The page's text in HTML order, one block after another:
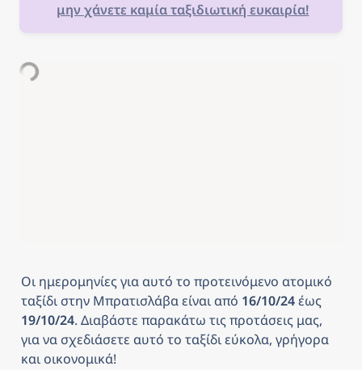
μην χάνετε καμία ταξιδιωτική ευκαιρία!
Οι ημερομηνίες για αυτό το προτεινόμενο ατομικό
ταξίδι στην Μπρατισλάβα είναι από 16/10/24 έως
19/10/24. Διαβάστε παρακάτω τις προτάσεις μας,
για να σχεδιάσετε αυτό το ταξίδι εύκολα, γρήγορα
και οικονομικά!